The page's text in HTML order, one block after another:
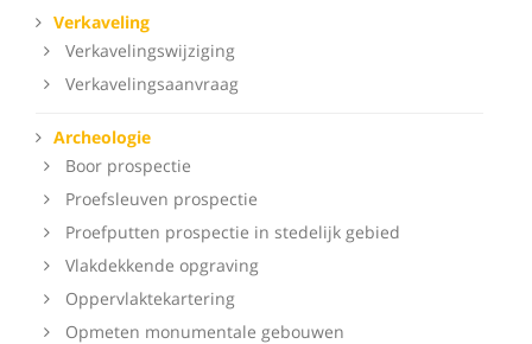
Verkaveling
Verkavelingswijziging
Verkavelingsaanvraag
Archeologie
Boor prospectie
Proefsleuven prospectie
Proefputten prospectie in stedelijk gebied
Vlakdekkende opgraving
Oppervlaktekartering
Opmeten monumentale gebouwen